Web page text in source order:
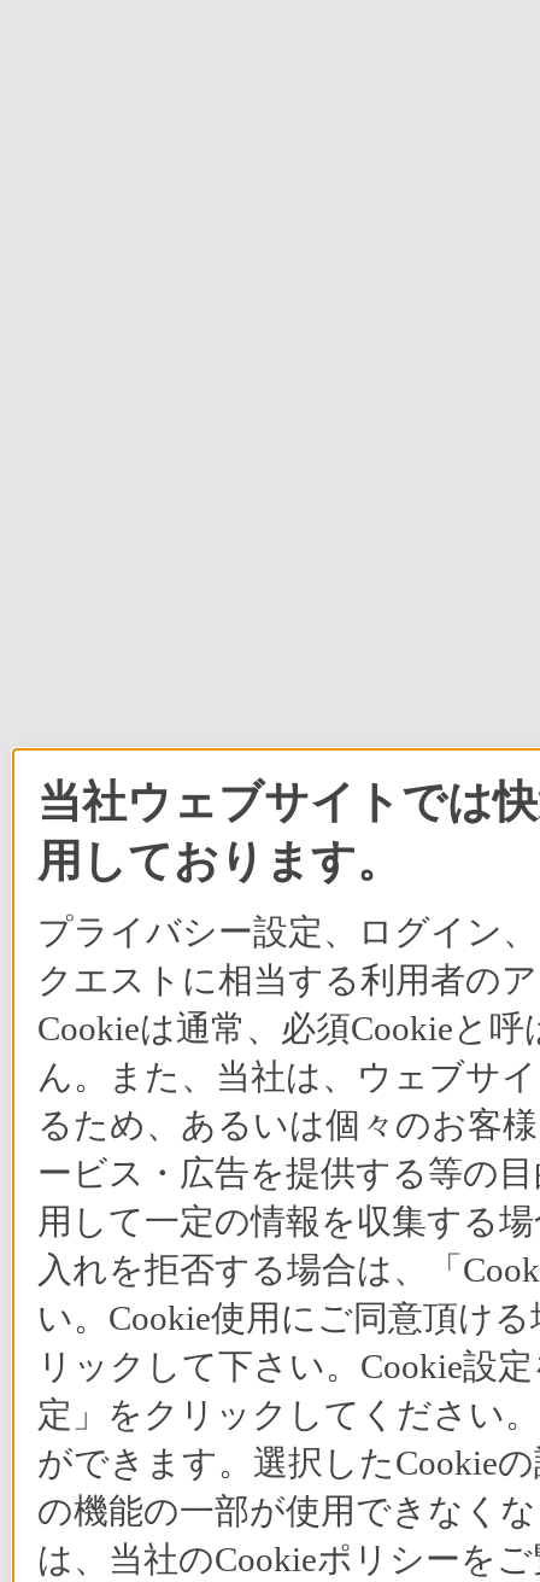
当社ウェブサイトでは
用しております。
プライバシー設定、ログイン
クエストに相当する利用者の
Cookieは通常、必須Cookieと
ん。また、当社は、ウェブサ
るため、あるいは個々のお客
ービス・広告を提供する等の
用して一定の情報を収集する
入れを拒否する場合は、「
い。Cookie使用にご同意頂け
リックして下さい。Cookie設
定」をクリックしてください
ができます。選択したCookie
の機能の一部が使用できなく
は、当社のCookieポリシーを